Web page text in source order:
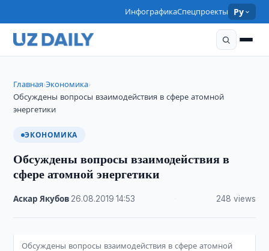
ИнфографикаСпецпроекты Ру
Главная›Экономика›
Обсуждены вопросы взаимодействия в сфере атомной
энергетики
ЭКОНОМИКА
Обсуждены вопросы взаимодействия в
сфере атомной энергетики
Аскар Якубов 26.08.2019 ·14:53 248 views
Обсуждены вопросы взаимодействия в сфере атомной